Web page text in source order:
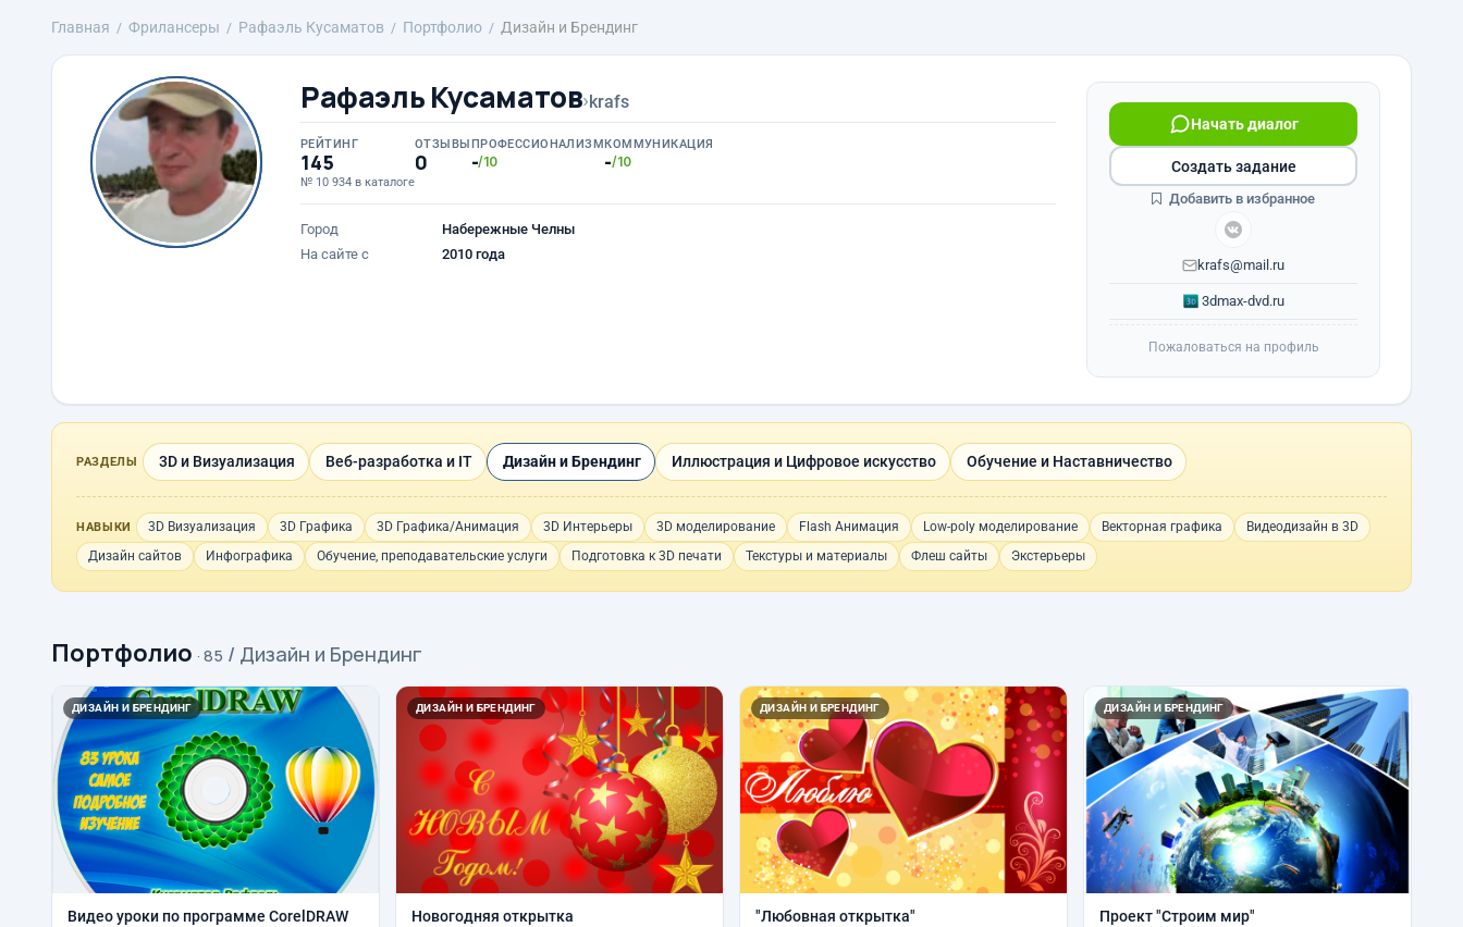
Главная Фрилансеры Рафаэль Кусаматов Портфолио Дизайн и Брендинг
Рафаэль Кусаматов›krafs
РЕЙТИНГ
145
№ 10 934 в каталоге
ОТЗЫВЫ
0
ПРОФЕССИОНАЛИЗМ
-/10
КОММУНИКАЦИЯ
-/10
Город
Набережные Челны
На сайте с
2010 года
Начать диалог
krafs@mail.ru
3dmax-dvd.ru
Создать задание
Добавить в избранное
Пожаловаться на профиль
РАЗДЕЛЫ 3D и Визуализация Веб-разработка и IT Дизайн и Брендинг Иллюстрация и Цифровое искусство Обучение и Наставничество
НАВЫКИ 3D Визуализация 3D Графика 3D Графика/Анимация 3D Интерьеры 3D моделирование Flash Анимация Low-poly моделирование Векторная графика
Видеодизайн в 3D
Дизайн сайтов
Инфографика Обучение, преподавательские услуги Подготовка к 3D печати Текстуры и материалы Флеш сайты Экстерьеры
Портфолио · 85 / Дизайн и Брендинг
ДИЗАЙН И БРЕНДИНГ
Видео уроки по программе CorelDRAW
ДИЗАЙН И БРЕНДИНГ
Новогодняя открытка
ДИЗАЙН И БРЕНДИНГ
"Любовная открытка"
ДИЗАЙН И БРЕНДИНГ
Проект "Строим мир"